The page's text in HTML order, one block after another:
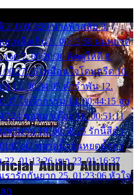
2. 00:03:20 นางฟ้าสลัม 3.
ญเหลือเกิน 5. 00:13:58 ฝนหยาด
จก 7. 00:20:30 คิดดูให้ดี 8.
00:27:35 เหมือนใจโดนกรีด 10.
ว 11. 00:34:05 คำรำพัน 12.
ใจเจ้ากรรม 14. 00:44:15 จูบ
ขอสูมาเต๊อะ 16. 00:51:11
ทรมาน 18. 00:58:25 รักนี้สีดำ
01:05:42 หยาดน้ำฝนหยดน้ำตา
01:13:26 เขา 23. 01:16:37
รารักกันยาก 25. 01:23:06 หัวใจ
ก